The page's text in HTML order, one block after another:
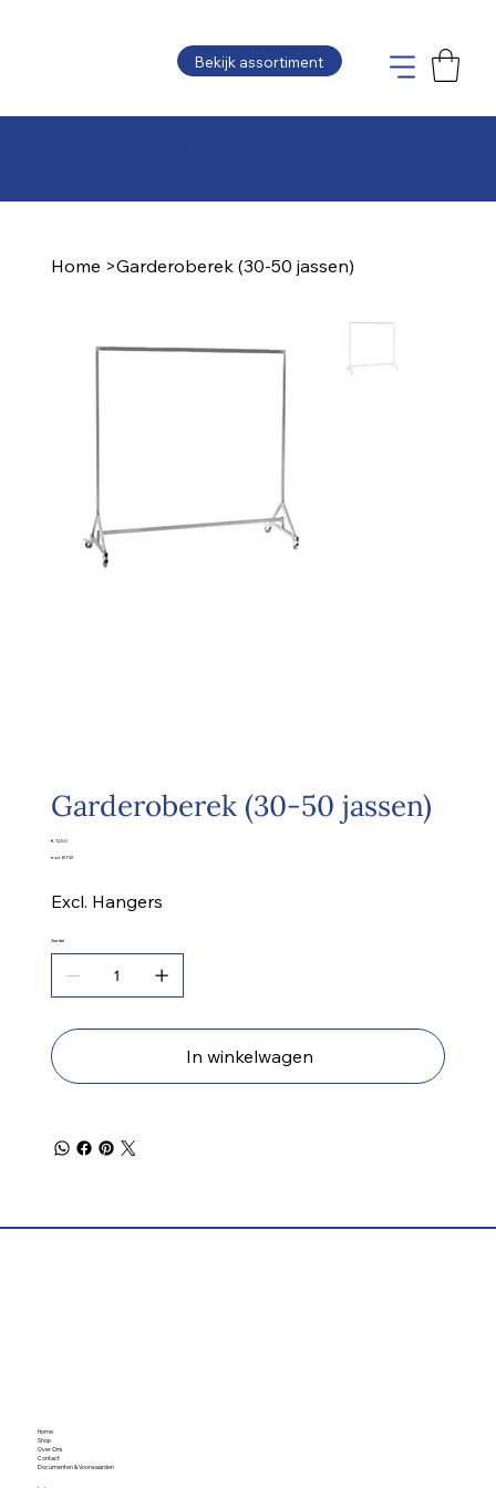
Bekijk assortiment
Home >Garderoberek (30-50 jassen)
Garderoberek (30-50 jassen)
Prijs
€ 12,50
excl. BTW
Excl. Hangers
Aantal
In winkelwagen
Home
Shop
Over Ons
Contact
Documenten & Voorwaarden